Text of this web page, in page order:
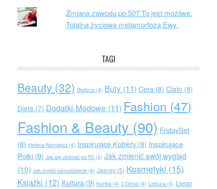
Zmiana zawodu po 50? To jest możliwe.
Totalna życiowa metamorfoza Ewy.
TAGI
Beauty(32) Bielizna(4) Buty(11) Cera(8) Ciało(8)
Dieta(7) Dodatki Modowe(11) Fashion (47)
Fashion & Beauty (90) FridaySet
(8) Helena Norowicz(4) Inspirujące Kobiety(8) Inspirujące
Polki(9) Jak się ubierać po 50(4) Jak zmienić swój wygląd
(10) Jak zrobić samodzielnie(4) Jeansy(5) Kosmetyki (15)
Książki (12) Kultura(9) Kurtka(4) L'Oreal(4) Lektura(4) Lierac